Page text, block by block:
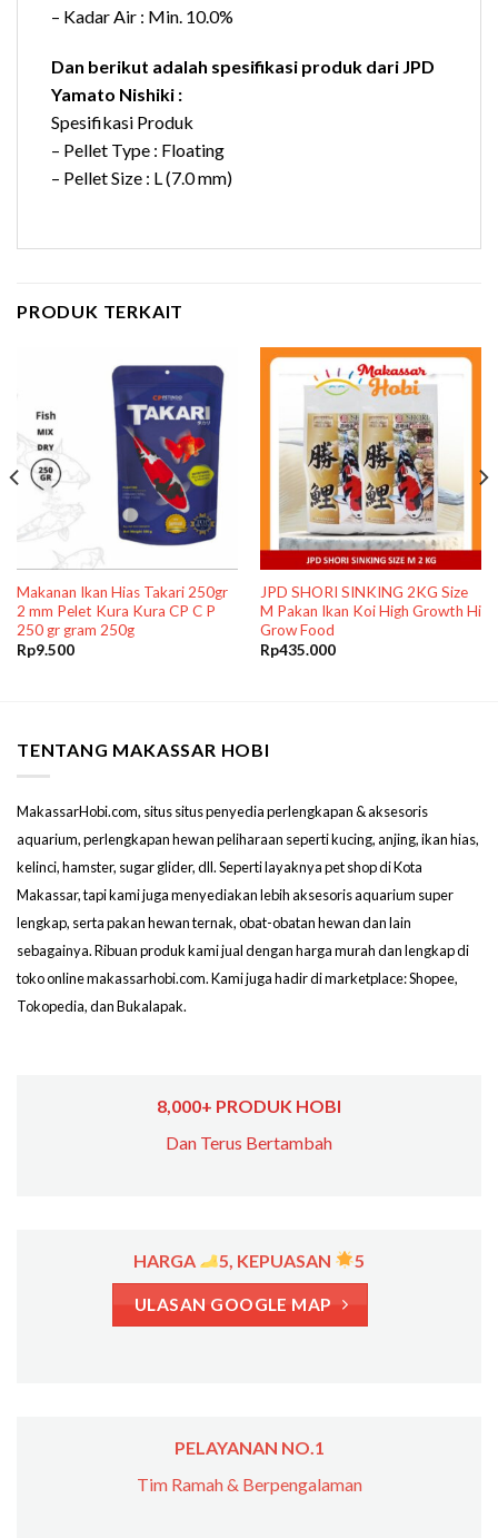
– Kadar Air : Min. 10.0%
Dan berikut adalah spesifikasi produk dari JPD
Yamato Nishiki :
Spesifikasi Produk
– Pellet Type : Floating
– Pellet Size : L (7.0 mm)
PRODUK TERKAIT
Makanan Ikan Hias Takari 250gr
2 mm Pelet Kura Kura CP C P
250 gr gram 250g
Rp9.500
JPD SHORI SINKING 2KG Size
M Pakan Ikan Koi High Growth Hi
Grow Food
Rp435.000
TENTANG MAKASSAR HOBI
MakassarHobi.com, situs situs penyedia perlengkapan & aksesoris
aquarium, perlengkapan hewan peliharaan seperti kucing, anjing, ikan hias,
kelinci, hamster, sugar glider, dll. Seperti layaknya pet shop di Kota
Makassar, tapi kami juga menyediakan lebih aksesoris aquarium super
lengkap, serta pakan hewan ternak, obat-obatan hewan dan lain
sebagainya. Ribuan produk kami jual dengan harga murah dan lengkap di
toko online makassarhobi.com. Kami juga hadir di marketplace: Shopee,
Tokopedia, dan Bukalapak.
8,000+ PRODUK HOBI
Dan Terus Bertambah
HARGA 5, KEPUASAN 5
ULASAN GOOGLE MAP
PELAYANAN NO.1
Tim Ramah & Berpengalaman